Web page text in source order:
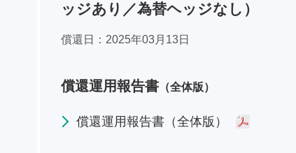
ッジあり／為替ヘッジなし）
償還日 2025年03月13日
償還運用報告書 （全体版）
償還運用報告書（全体版）